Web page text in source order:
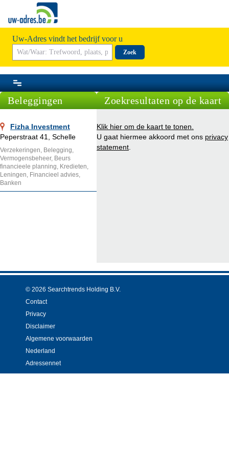
Uw-Adres vindt het bedrijf voor u
Zoek
Beleggingen
Fizha Investment
Peperstraat 41, Schelle
Verzekeringen, Belegging,
Vermogensbeheer, Beurs
financieele planning, Kredieten,
Leningen, Financieel advies,
Banken
Zoekresultaten op de kaart
Klik hier om de kaart te tonen.
U gaat hiermee akkoord met ons privacy
statement
© 2026 Searchtrends Holding B.V.
Contact
Privacy
Disclaimer
Algemene voorwaarden
Nederland
Adressennet